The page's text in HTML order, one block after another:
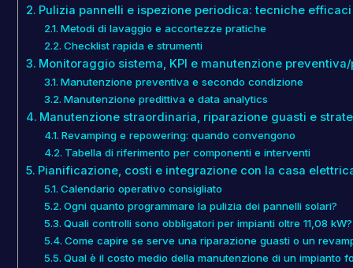
Pulizia pannelli e ispezione periodica: tecniche
Metodi di lavaggio e accortezze pratiche
Checklist rapida e strumenti
Monitoraggio sistema, KPI e manutenzione
Manutenzione preventiva e secondo condizione
Manutenzione predittiva e data analytics
Manutenzione straordinaria, riparazione guasti e
Revamping e repowering: quando convengono
Tabella di riferimento per componenti e interventi
Pianificazione, costi e integrazione con la casa
Calendario operativo consigliato
Ogni quanto programmare la pulizia dei pannelli solari?
Quali controlli sono obbligatori per impianti oltre 11,08 kW?
Come capire se serve una riparazione guasti o un
Qual è il costo medio della manutenzione di un impianto